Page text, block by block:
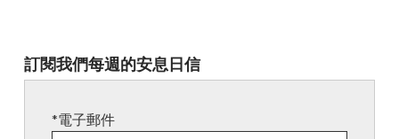
訂閱我們每週的安息日信
*電子郵件